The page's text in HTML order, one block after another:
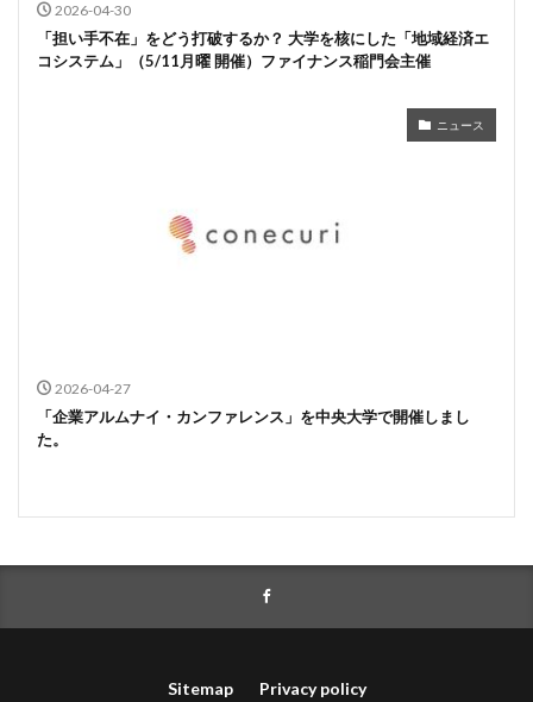
2026-04-30
「担い手不在」をどう打破するか？ 大学を核にした「地域経済エ
コシステム」（5/11月曜 開催）ファイナンス稲門会主催
ニュース
2026-04-27
「企業アルムナイ・カンファレンス」を中央大学で開催しまし
た。
Sitemap Privacy policy